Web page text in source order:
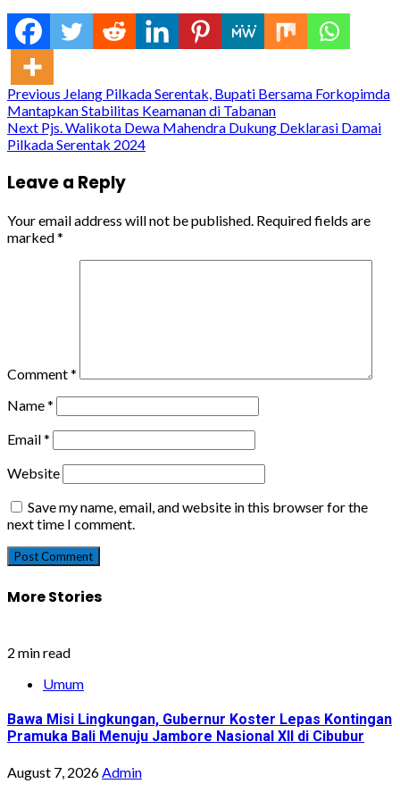
Continue
Reading
Previous Jelang Pilkada Serentak, Bupati Bersama Forkopimda
Mantapkan Stabilitas Keamanan di Tabanan
Next Pjs. Walikota Dewa Mahendra Dukung Deklarasi Damai
Pilkada Serentak 2024
Leave a Reply
Your email address will not be published. Required fields are
marked*
Comment*
Name*
Email*
Website
Save my name, email, and website in this browser for the
next time I comment.
More Stories
2 min read
Umum
Bawa Misi Lingkungan, Gubernur Koster Lepas Kontingan
Pramuka Bali Menuju Jambore Nasional XII di Cibubur
August 7, 2026Admin